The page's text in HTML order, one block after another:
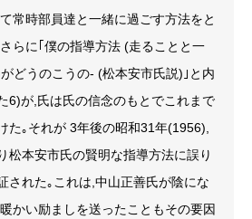
常時部員達と一緒に過ごす方法をと
らに｢僕の指導方法 (走ることと一
どうのこうの- (松本安市氏説)｣と内
6)が,氏は氏の信念のもとでこれまで
た｡それが 3年後の昭和31年(1956),
松本安市氏の賢明な指導方法に誤り
された｡これは,中山正善氏が陰にな
かい励ましを送ったこともその要因